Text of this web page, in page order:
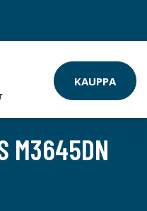
KAUPPA
M3645DN